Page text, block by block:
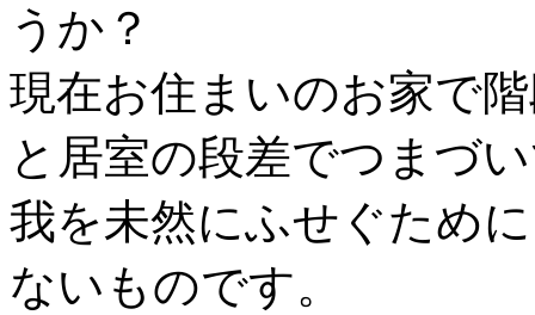
うか？
現在お住まいのお家で
と居室の段差でつまづ
我を未然にふせぐため
ないものです。